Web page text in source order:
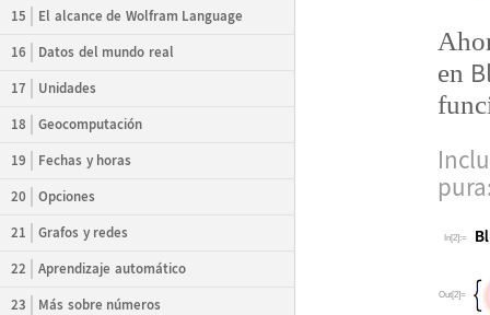
15
El alcance de Wolfram Language
16
Datos del mundo real
17
Unidades
18
Geocomputación
19
Fechas y horas
20
Opciones
21
Grafos y redes
22
Aprendizaje automático
23
Más sobre números
en
In[2]:=
Out[2]=